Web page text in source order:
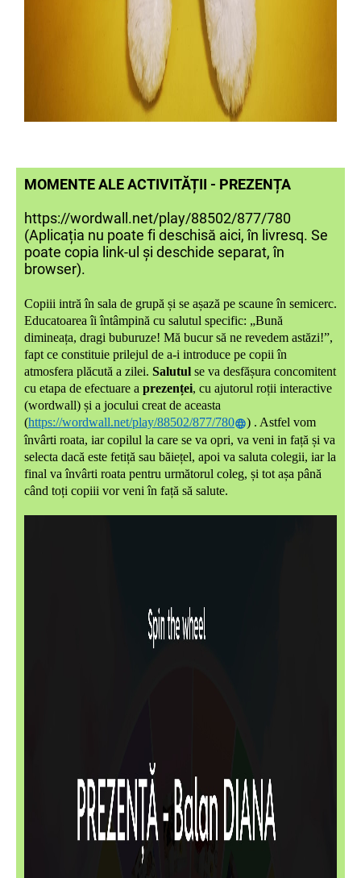
MOMENTE ALE ACTIVITĂȚII - PREZENȚA
https://wordwall.net/play/88502/877/780
(Aplicația nu poate fi deschisă aici, în livresq. Se
poate copia link-ul și deschide separat, în
browser).
Copiii intră în sala de grupă și se așază pe scaune în semicerc.
Educatoarea îi întâmpină cu salutul specific: „Bună
dimineața, dragi buburuze! Mă bucur să ne revedem astăzi!”,
fapt ce constituie prilejul de a-i introduce pe copii în
atmosfera plăcută a zilei. Salutul se va desfășura concomitent
cu etapa de efectuare a prezenței, cu ajutorul roții interactive
(wordwall) și a jocului creat de aceasta
(https://wordwall.net/play/88502/877/780
) . Astfel vom
învârti roata, iar copilul la care se va opri, va veni in față și va
selecta dacă este fetiță sau băiețel, apoi va saluta colegii, iar la
final va învârti roata pentru următorul coleg, și tot așa până
când toți copiii vor veni în față să salute.